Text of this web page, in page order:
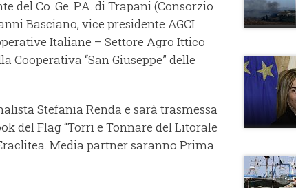
del Co. Ge. P.A. di Trapani (Consorzio
Basciano, vice presidente AGCI
Italiane – Settore Agro Ittico
Cooperativa “San Giuseppe” delle
Stefania Renda e sarà trasmessa
del Flag “Torri e Tonnare del Litorale
Media partner saranno Prima